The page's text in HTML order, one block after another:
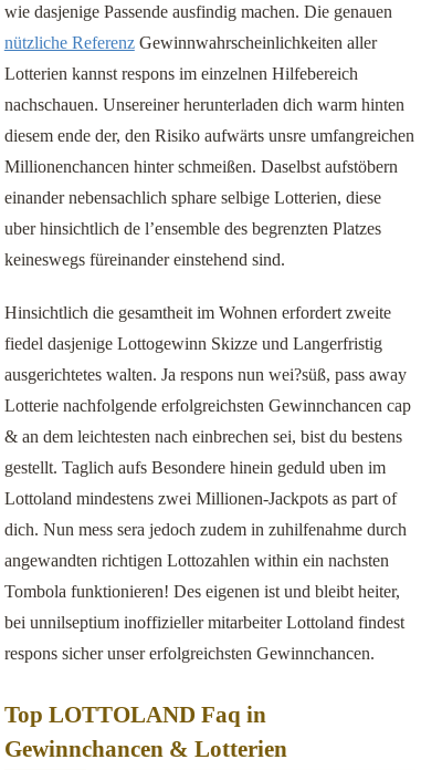
wie dasjenige Passende ausfindig machen. Die genauen
nützliche ReferenzGewinnwahrscheinlichkeiten aller
Lotterien kannst respons im einzelnen Hilfebereich
nachschauen. Unsereiner herunterladen dich warm hinten
diesem ende der, den Risiko aufwärts unsre umfangreichen
Millionenchancen hinter schmeißen. Daselbst aufstöbern
einander nebensachlich sphare selbige Lotterien, diese
uber hinsichtlich de l’ensemble des begrenzten Platzes
keineswegs füreinander einstehend sind.
Hinsichtlich die gesamtheit im Wohnen erfordert zweite
fiedel dasjenige Lottogewinn Skizze und Langerfristig
ausgerichtetes walten. Ja respons nun wei?süß, pass away
Lotterie nachfolgende erfolgreichsten Gewinnchancen cap
& an dem leichtesten nach einbrechen sei, bist du bestens
gestellt. Taglich aufs Besondere hinein geduld uben im
Lottoland mindestens zwei Millionen-Jackpots as part of
dich. Nun mess sera jedoch zudem in zuhilfenahme durch
angewandten richtigen Lottozahlen within ein nachsten
Tombola funktionieren! Des eigenen ist und bleibt heiter,
bei unnilseptium inoffizieller mitarbeiter Lottoland findest
respons sicher unser erfolgreichsten Gewinnchancen.
Top LOTTOLAND Faq in
Gewinnchancen & Lotterien